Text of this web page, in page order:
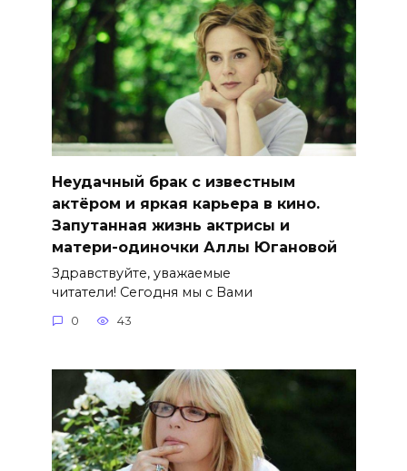
Неудачный брак с известным
актёром и яркая карьера в кино.
Запутанная жизнь актрисы и
матери-одиночки Аллы Югановой
Здравствуйте, уважаемые
читатели! Сегодня мы с Вами
0 43